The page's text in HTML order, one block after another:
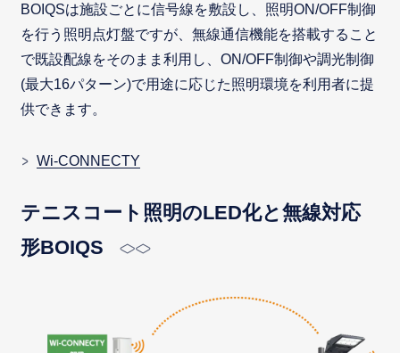
BOIQSは施設ごとに信号線を敷設し、照明ON/OFF制御
を行う照明点灯盤ですが、無線通信機能を搭載すること
で既設配線をそのまま利用し、ON/OFF制御や調光制御
(最大16パターン)で用途に応じた照明環境を利用者に提
供できます。
Wi-CONNECTY
テニスコート照明のLED化と無線対応
形BOIQS